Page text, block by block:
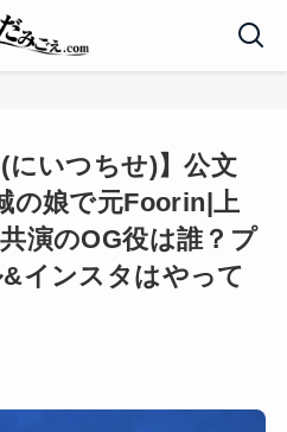
(にいつちせ)】公文
の娘で元Foorin|上
演のOG役は誰？プ
インスタはやって